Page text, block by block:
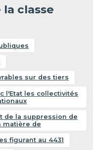
classe
sur des tiers
l'Etat les collectivités
de la suppression de
matière de
figurant au 4431